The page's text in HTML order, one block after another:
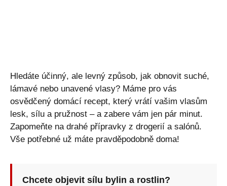
Hledáte účinný, ale levný způsob, jak obnovit suché,
lámavé nebo unavené vlasy? Máme pro vás
osvědčený domácí recept, který vrátí vašim vlasům
lesk, sílu a pružnost – a zabere vám jen pár minut.
Zapomeňte na drahé přípravky z drogerií a salónů.
Vše potřebné už máte pravděpodobně doma!
Chcete objevit sílu bylin a rostlin?